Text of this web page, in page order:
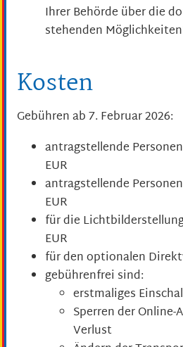
Ihrer Behörde über die
stehenden
Kosten
Gebühren ab 7. Februar 2026:
antragstellende
EUR
antragstellende
EUR
für die
EUR
für den optionalen
gebührenfrei sind:
erstmaliges
Sperren der
Verlust